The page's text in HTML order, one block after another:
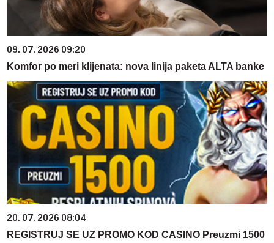
09. 07. 2026 09:20
Komfor po meri klijenata: nova linija paketa ALTA banke
20. 07. 2026 08:04
REGISTRUJ SE UZ PROMO KOD CASINO Preuzmi 1500